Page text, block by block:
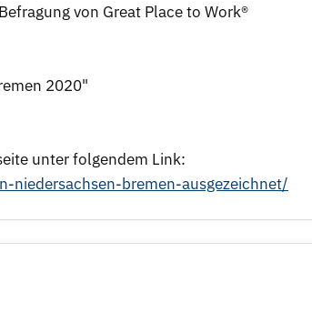
von Great Place to Work®
2020"
unter folgendem Link:
bremen-ausgezeichnet/